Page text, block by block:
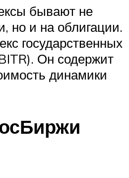
бывают не
но и на облигации.
государственных
Он содержит
динамики